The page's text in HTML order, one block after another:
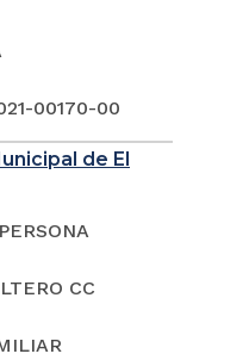
00170-00
de El
CC